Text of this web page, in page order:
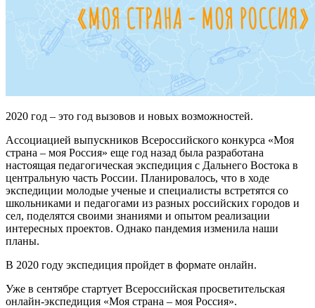
2020 год – это год вызовов и новых возможностей.
Ассоциацией выпускников Всероссийского конкурса «Моя
страна – моя Россия» еще год назад была разработана
настоящая педагогическая экспедиция с Дальнего Востока в
центральную часть России. Планировалось, что в ходе
экспедиции молодые ученые и специалисты встретятся со
школьниками и педагогами из разных российских городов и
сел, поделятся своими знаниями и опытом реализации
интересных проектов. Однако пандемия изменила наши
планы.
В 2020 году экспедиция пройдет в формате онлайн.
Уже в сентябре стартует Всероссийская просветительская
онлайн-экспедиция «Моя страна – моя Россия».